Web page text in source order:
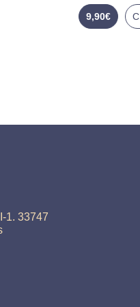
9,90€
1. 33747